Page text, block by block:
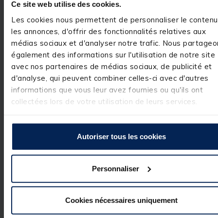
Ce site web utilise des cookies.
Les cookies nous permettent de personnaliser le
les annonces, d'offrir des fonctionnalités relatives aux
médias sociaux et d'analyser notre trafic. Nous
également des informations sur l'utilisation de notre site
avec nos partenaires de médias sociaux, de publicité et
d'analyse, qui peuvent combiner celles-ci avec d'autres
informations que vous leur avez fournies ou qu'ils ont
collectées lors de votre utilisation de leurs services.
Autoriser tous les cookies
Personnaliser
Cookies nécessaires uniquement
à vos attentes
de vous
parmi nos
clients. C'est un
réel plaisir.
L’équipe Pacific
Pêche
Afficher les
flotteurs bien emballés
carton!
Avis du11/12/2024 , suite
Utile(0) Signaler